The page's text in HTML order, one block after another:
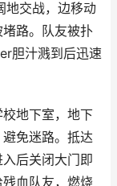
地交战，边移动
路。队友被扑
胆汁溅到后迅速
地下室，地下
免迷路。抵达
后关闭大门即
血队友，燃烧